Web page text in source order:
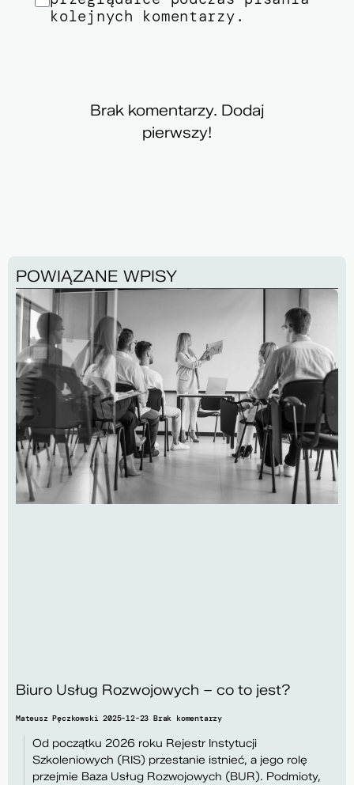
kolejnych komentarzy.
Brak komentarzy. Dodaj
pierwszy!
POWIĄZANE WPISY
Biuro Usług Rozwojowych – co to jest?
Mateusz Pęczkowski2025-12-23Brak komentarzy
Od początku 2026 roku Rejestr Instytucji
Szkoleniowych (RIS) przestanie istnieć, a jego rolę
przejmie Baza Usług Rozwojowych (BUR). Podmioty,